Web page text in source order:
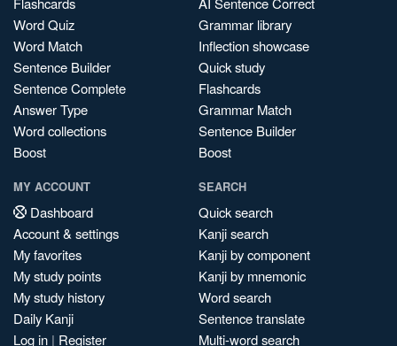
Word Quiz
Word Match
Sentence Builder
Sentence Complete
Answer Type
Word collections
Boost
Grammar library
Inflection showcase
Quick study
Flashcards
Grammar Match
Sentence Builder
Boost
MY ACCOUNT
Dashboard
Account & settings
My favorites
My study points
My study history
Daily Kanji
Log in | Register
SEARCH
Quick search
Kanji search
Kanji by component
Kanji by mnemonic
Word search
Sentence translate
Multi-word search